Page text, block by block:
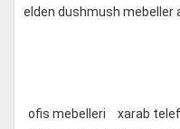
elden dushmush mebeller
ofis mebelleri xarab